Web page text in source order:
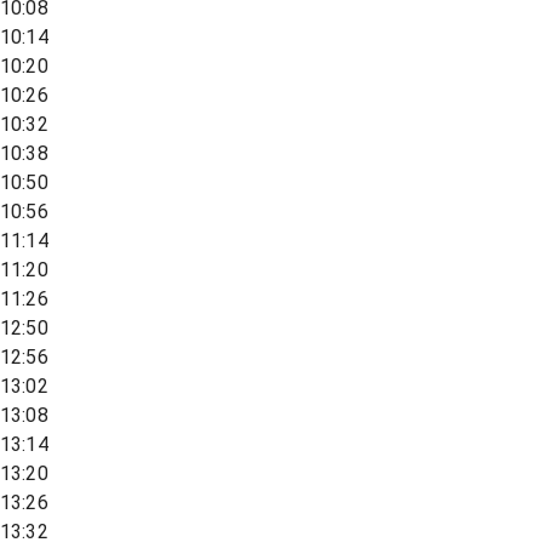
10:08
10:14
10:20
10:26
10:32
10:38
10:50
10:56
11:14
11:20
11:26
12:50
12:56
13:02
13:08
13:14
13:20
13:26
13:32